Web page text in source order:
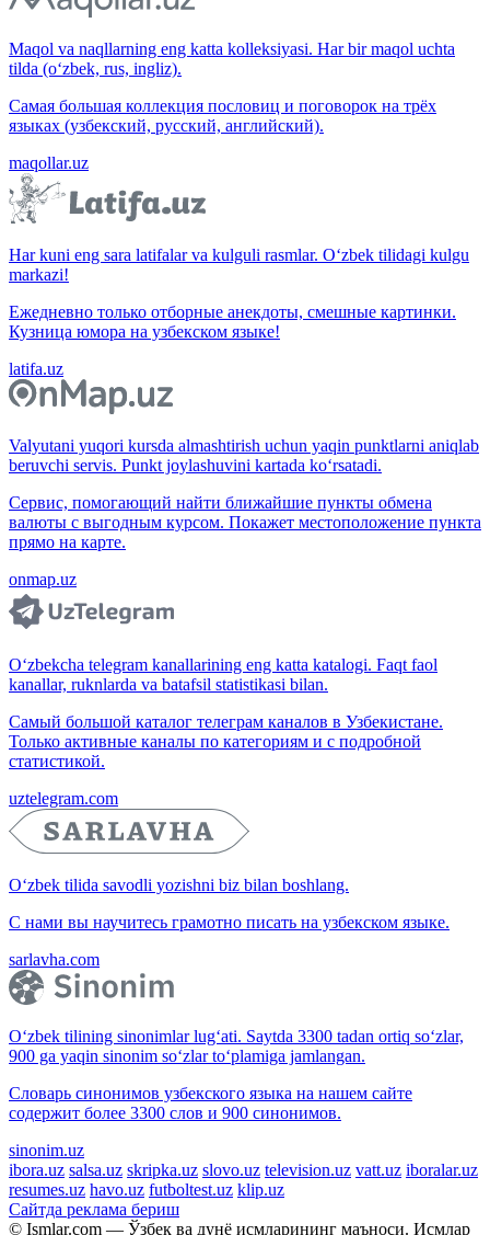
Maqol va naqllarning eng katta kolleksiyasi. Har bir maqol uchta
tilda (o‘zbek, rus, ingliz).
Самая большая коллекция пословиц и поговорок на трёх
языках (узбекский, русский, английский).
maqollar.uz
Har kuni eng sara latifalar va kulguli rasmlar. O‘zbek tilidagi kulgu
markazi!
Ежедневно только отборные анекдоты, смешные картинки.
Кузница юмора на узбекском языке!
latifa.uz
Valyutani yuqori kursda almashtirish uchun yaqin punktlarni aniqlab
beruvchi servis. Punkt joylashuvini kartada ko‘rsatadi.
Сервис, помогающий найти ближайшие пункты обмена
валюты с выгодным курсом. Покажет местоположение пункта
прямо на карте.
onmap.uz
O‘zbekcha telegram kanallarining eng katta katalogi. Faqt faol
kanallar, ruknlarda va batafsil statistikasi bilan.
Самый большой каталог телеграм каналов в Узбекистане.
Только активные каналы по категориям и с подробной
статистикой.
uztelegram.com
O‘zbek tilida savodli yozishni biz bilan boshlang.
С нами вы научитесь грамотно писать на узбекском языке.
sarlavha.com
O‘zbek tilining sinonimlar lug‘ati. Saytda 3300 tadan ortiq so‘zlar,
900 ga yaqin sinonim so‘zlar to‘plamiga jamlangan.
Словарь синонимов узбекского языка на нашем сайте
содержит более 3300 слов и 900 синонимов.
sinonim.uz
ibora.uz salsa.uz skripka.uz slovo.uz television.uz vatt.uz iboralar.uz
resumes.uz havo.uz futboltest.uz klip.uz
Сайтда реклама бериш
© Ismlar.com — Ўзбек ва дунё исмларининг маъноси. Исмлар